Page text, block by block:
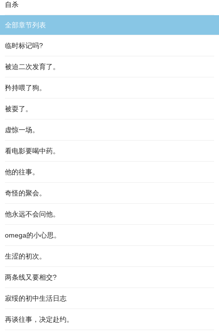
自杀
全部章节列表
临时标记吗?
被迫二次发育了。
矜持喂了狗。
被耍了。
虚惊一场。
看电影要喝中药。
他的往事。
奇怪的聚会。
他永远不会问他。
omega的小心思。
生涩的初次。
两条线又要相交?
寂绥的初中生活日志
再谈往事，决定赴约。